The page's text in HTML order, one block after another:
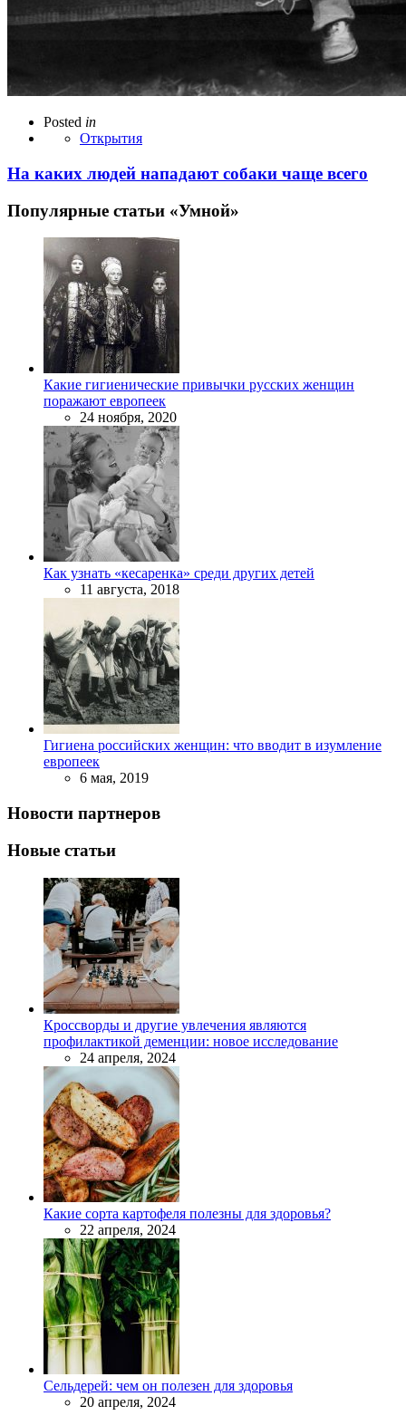
Posted in
Открытия
На каких людей нападают собаки чаще всего
Популярные статьи «Умной»
Какие гигиенические привычки русских женщин
поражают европеек
24 ноября, 2020
Как узнать «кесаренка» среди других детей
11 августа, 2018
Гигиена российских женщин: что вводит в изумление
европеек
6 мая, 2019
Новости партнеров
Новые статьи
Кроссворды и другие увлечения являются
профилактикой деменции: новое исследование
24 апреля, 2024
Какие сорта картофеля полезны для здоровья?
22 апреля, 2024
Сельдерей: чем он полезен для здоровья
20 апреля, 2024